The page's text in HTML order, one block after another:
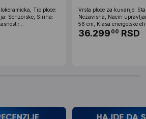
Tip ploce:
Senzorske, Sirina:
Vrsta ploce za kuvanje:
Nezavisna, Nacin
56 cm, Klasa energetske
36.299 00 RSD